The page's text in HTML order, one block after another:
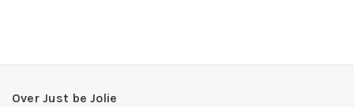
Over Just be Jolie